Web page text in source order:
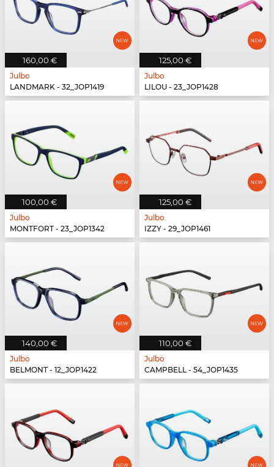
160,00 €
Julbo
LANDMARK - 32_JOP1419
125,00 €
Julbo
LILOU - 23_JOP1428
100,00 €
Julbo
MONTFORT - 23_JOP1342
125,00 €
Julbo
IZZY - 29_JOP1461
140,00 €
Julbo
BELMONT - 12_JOP1422
110,00 €
Julbo
CAMPBELL - 54_JOP1435